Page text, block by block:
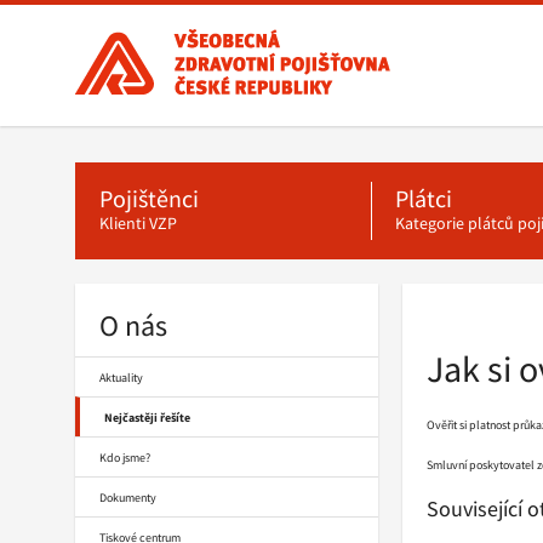
Všeobecná
zdravotní
pojišťovna
ČR,
hlavní
stránka
Pojištěnci
Klienti VZP
Plátci
Kategorie plátců
O nás
Aktuality
Nejčastěji řešíte
Kdo jsme?
Dokumenty
Tiskové centrum
Jak si
Ověřit si platnost
Smluvní poskytovatel
Související